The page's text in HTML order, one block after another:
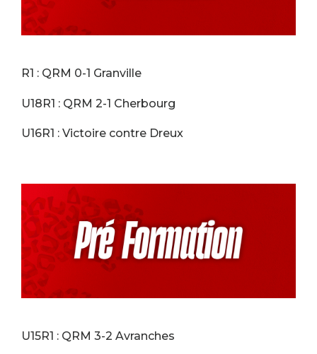
R1 : QRM 0-1 Granville
U18R1 : QRM 2-1 Cherbourg
U16R1 : Victoire contre Dreux
U15R1 : QRM 3-2 Avranches